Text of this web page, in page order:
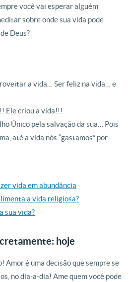
você vai esperar alguém
sobre onde sua vida pode
Deus?
a vida… Ser feliz na vida… e
Ele criou a vida!!!
Único pela salvação da sua… Pois
até a vida nós “gastamos” por
vida em abundância
a vida religiosa?
sua vida?
hoje
Amor é uma decisão que sempre se
no dia-a-dia! Ame quem você pode